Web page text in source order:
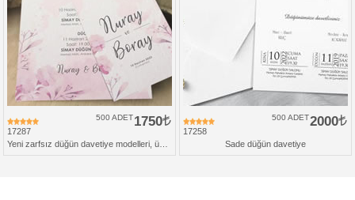
17287
1750
500 ADET
17258
2000
500 ADET
Sade düğün davetiye